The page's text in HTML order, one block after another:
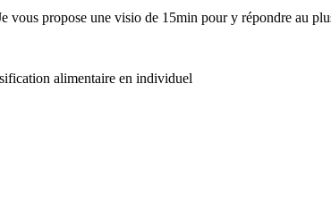
propose une visio de 15min pour y répondre au
alimentaire en individuel